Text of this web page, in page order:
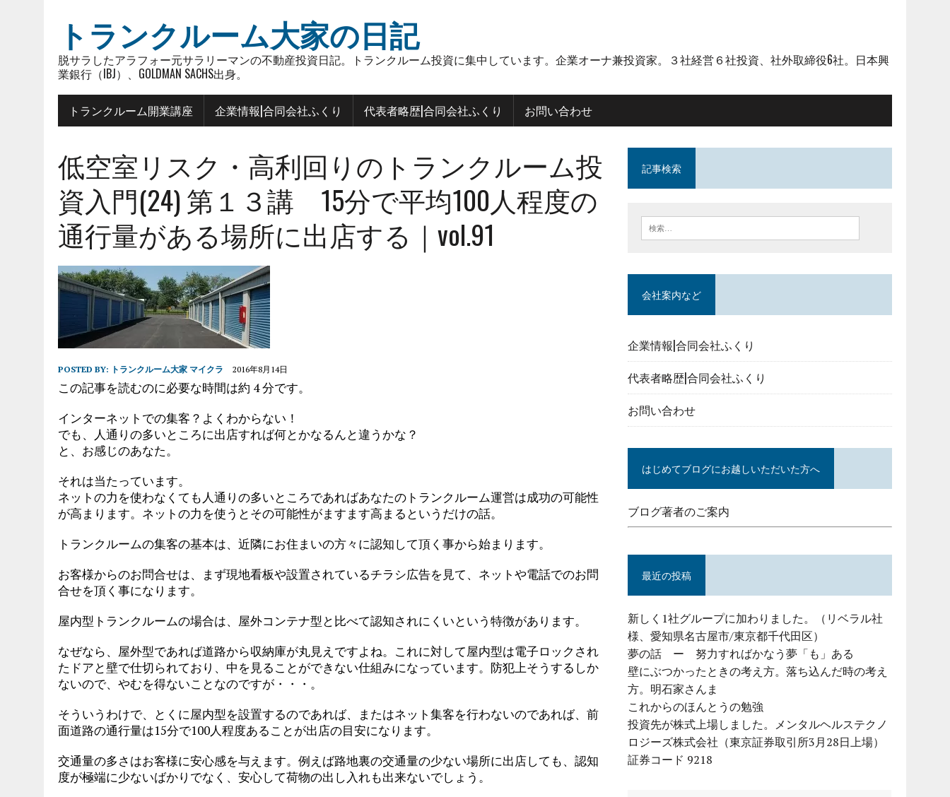
トランクルーム大家の日記
脱サラしたアラフォー元サラリーマンの不動産投資日記。トランクルーム投資に集中しています。企業オーナ兼投資家。３社経営６社投資、社外取締役6社。日本興
業銀行（IBJ）、GOLDMAN SACHS出身。
トランクルーム開業講座 企業情報|合同会社ふくり 代表者略歴|合同会社ふくり お問い合わせ
低空室リスク・高利回りのトランクルーム投
資入門(24) 第１３講 15分で平均100人程度の
通行量がある場所に出店する｜vol.91
POSTED BY: トランクルーム大家 マイクラ 2016年8月14日
この記事を読むのに必要な時間は約 4 分です。
インターネットでの集客？よくわからない！
でも、人通りの多いところに出店すれば何とかなるんと違うかな？
と、お感じのあなた。
それは当たっています。
ネットの力を使わなくても人通りの多いところであればあなたのトランクルーム運営は成功の可能性
が高まります。ネットの力を使うとその可能性がますます高まるというだけの話。
トランクルームの集客の基本は、近隣にお住まいの方々に認知して頂く事から始まります。
お客様からのお問合せは、まず現地看板や設置されているチラシ広告を見て、ネットや電話でのお問
合せを頂く事になります。
屋内型トランクルームの場合は、屋外コンテナ型と比べて認知されにくいという特徴があります。
なぜなら、屋外型であれば道路から収納庫が丸見えですよね。これに対して屋内型は電子ロックされ
たドアと壁で仕切られており、中を見ることができない仕組みになっています。防犯上そうするしか
ないので、やむを得ないことなのですが・・・。
そういうわけで、とくに屋内型を設置するのであれば、またはネット集客を行わないのであれば、前
面道路の通行量は15分で100人程度あることが出店の目安になります。
交通量の多さはお客様に安心感を与えます。例えば路地裏の交通量の少ない場所に出店しても、認知
度が極端に少ないばかりでなく、安心して荷物の出し入れも出来ないでしょう。
記事検索
会社案内など
企業情報|合同会社ふくり
代表者略歴|合同会社ふくり
お問い合わせ
はじめてブログにお越しいただいた方へ
ブログ著者のご案内
最近の投稿
新しく1社グループに加わりました。（リベラル社
様、愛知県名古屋市/東京都千代田区）
夢の話 ー 努力すればかなう夢「も」ある
壁にぶつかったときの考え方。落ち込んだ時の考え
方。明石家さんま
これからのほんとうの勉強
投資先が株式上場しました。メンタルヘルステクノ
ロジーズ株式会社（東京証券取引所3月28日上場）
証券コード 9218